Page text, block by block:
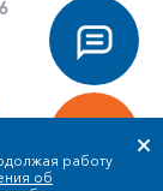
работу
об